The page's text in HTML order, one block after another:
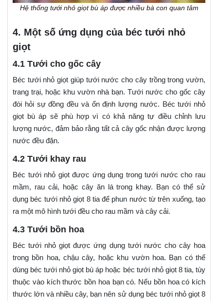
Hệ thống tưới nhỏ giọt bù áp được nhiều bà con quan tâm
4. Một số ứng dụng của béc tưới nhỏ
giọt
4.1 Tưới cho gốc cây
Béc tưới nhỏ giọt giúp tưới nước cho cây trồng trong vườn,
trang trại, hoặc khu vườn nhà bạn. Tưới nước cho gốc cây
đòi hỏi sự đồng đều và ổn định lượng nước. Béc tưới nhỏ
giọt bù áp sẽ phù hợp vì có khả năng tự điều chỉnh lưu
lượng nước, đảm bảo rằng tất cả cây gốc nhận được lượng
nước đều đặn.
4.2 Tưới khay rau
Béc tưới nhỏ giọt được ứng dụng trong tưới nước cho rau
mầm, rau cải, hoặc cây ăn lá trong khay. Bạn có thể sử
dụng béc tưới nhỏ giọt 8 tia để phun nước từ trên xuống, tạo
ra một mô hình tưới đều cho rau mầm và cây cải.
4.3 Tưới bồn hoa
Béc tưới nhỏ giọt được ứng dụng tưới nước cho cây hoa
trong bồn hoa, chậu cây, hoặc khu vườn hoa. Bạn có thể
dùng béc tưới nhỏ giọt bù áp hoặc béc tưới nhỏ giọt 8 tia, tùy
thuộc vào kích thước bồn hoa bạn có. Nếu bồn hoa có kích
thước lớn và nhiều cây, bạn nên sử dụng béc tưới nhỏ giọt 8